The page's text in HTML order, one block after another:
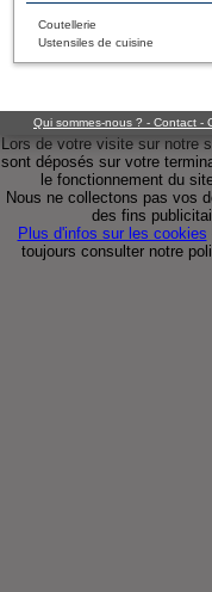
Coutellerie
Ustensiles de cuisine
Qui sommes-nous ? - Contact -
Lors de votre visite sur notre
sont déposés sur votre
le fonctionnement du
Nous ne collectons pas vos
des fins
Plus d'infos sur les cookies
toujours consulter notre